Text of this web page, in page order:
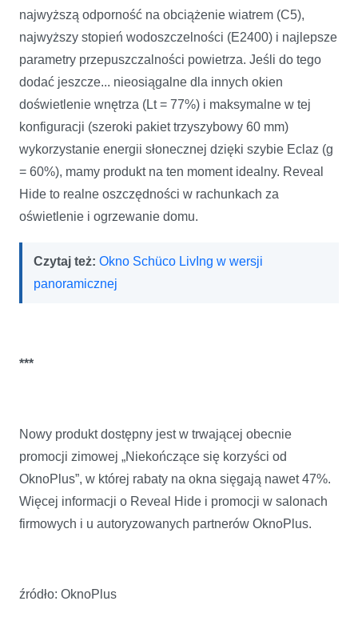
najwyższą odporność na obciążenie wiatrem (C5),
najwyższy stopień wodoszczelności (E2400) i najlepsze
parametry przepuszczalności powietrza. Jeśli do tego
dodać jeszcze... nieosiągalne dla innych okien
doświetlenie wnętrza (Lt = 77%) i maksymalne w tej
konfiguracji (szeroki pakiet trzyszybowy 60 mm)
wykorzystanie energii słonecznej dzięki szybie Eclaz (g
= 60%), mamy produkt na ten moment idealny. Reveal
Hide to realne oszczędności w rachunkach za
oświetlenie i ogrzewanie domu.
Czytaj też: Okno Schüco LivIng w wersji
panoramicznej
***
Nowy produkt dostępny jest w trwającej obecnie
promocji zimowej „Niekończące się korzyści od
OknoPlus”, w której rabaty na okna sięgają nawet 47%.
Więcej informacji o Reveal Hide i promocji w salonach
firmowych i u autoryzowanych partnerów OknoPlus.
źródło: OknoPlus